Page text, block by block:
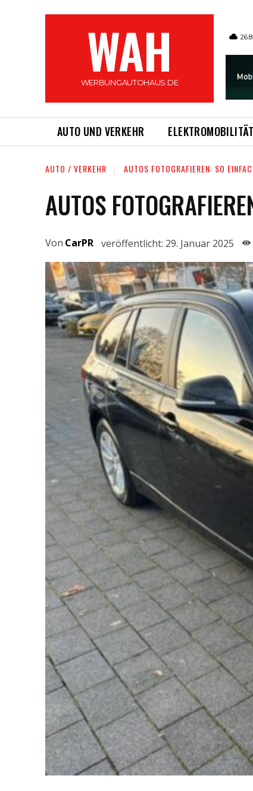
WAH
WERBUNGAUTOHAUS.DE
26.8
AUTO UND VERKEHR ELEKTROMOBILITÄT
AUTO / VERKEHR AUTOS FOTOGRAFIEREN: SO
AUTOS
Von CarPR veröffentlicht: 29. Januar 2025